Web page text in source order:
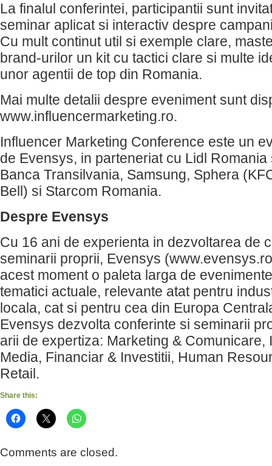
La finalul conferintei, participantii sunt
seminar aplicat si interactiv despre
Cu mult continut util si exemple clare,
brand-urilor un kit cu tactici clare si multe
unor agentii de top din Romania.
Mai multe detalii despre eveniment sunt
www.influencermarketing.ro.
Influencer Marketing Conference este un
de Evensys, in parteneriat cu Lidl Romania
Banca Transilvania, Samsung, Sphera
Bell) si Starcom Romania.
Despre Evensys
Cu 16 ani de experienta in dezvoltarea de
seminarii proprii, Evensys
acest moment o paleta larga de
tematici actuale, relevante atat pentru
locala, cat si pentru cea din Europa
Evensys dezvolta conferinte si seminarii
arii de expertiza: Marketing & Comunicare,
Media, Financiar & Investitii, Human
Retail.
Share this:
Comments are closed.